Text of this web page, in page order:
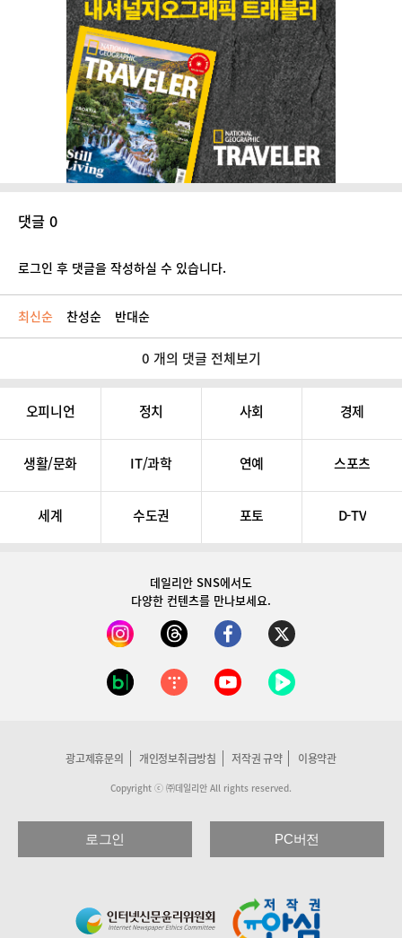
댓글 0
로그인 후 댓글을 작성하실 수 있습니다.
최신순 찬성순 반대순
0 개의 댓글 전체보기
오피니언 정치 사회 경제
생활/문화 IT/과학 연예 스포츠
세계 수도권 포토 D-TV
데일리안 SNS에서도
다양한 컨텐츠를 만나보세요.
광고제휴문의 개인정보취급방침 저작권 규약 이용약관
Copyright ⓒ ㈜데일리안 All rights reserved.
로그인 PC버전